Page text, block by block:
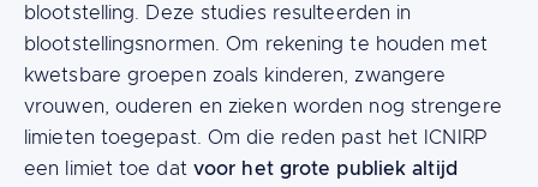
blootstelling. Deze studies resulteerden in
blootstellingsnormen. Om rekening te houden met
kwetsbare groepen zoals kinderen, zwangere
vrouwen, ouderen en zieken worden nog strengere
limieten toegepast. Om die reden past het ICNIRP
een limiet toe dat voor het grote publiek altijd